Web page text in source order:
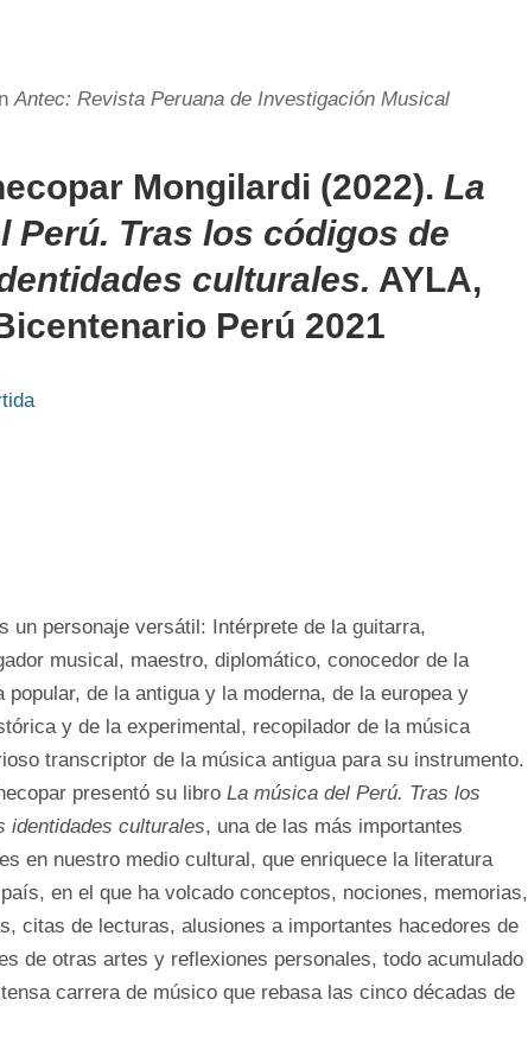
Antec: Revista Peruana de Investigación Musical
Mongilardi (2022). La
Perú. Tras los códigos de
culturales. AYLA,
Perú 2021
un personaje versátil: Intérprete de la guitarra,
musical, maestro, diplomático, conocedor de la
popular, de la antigua y la moderna, de la europea y
y de la experimental, recopilador de la música
transcriptor de la música antigua para su instrumento.
presentó su libro La música del Perú. Tras los
identidades culturales, una de las más importantes
en nuestro medio cultural, que enriquece la literatura
en el que ha volcado conceptos, nociones, memorias,
citas de lecturas, alusiones a importantes hacedores de
de otras artes y reflexiones personales, todo acumulado
carrera de músico que rebasa las cinco décadas de